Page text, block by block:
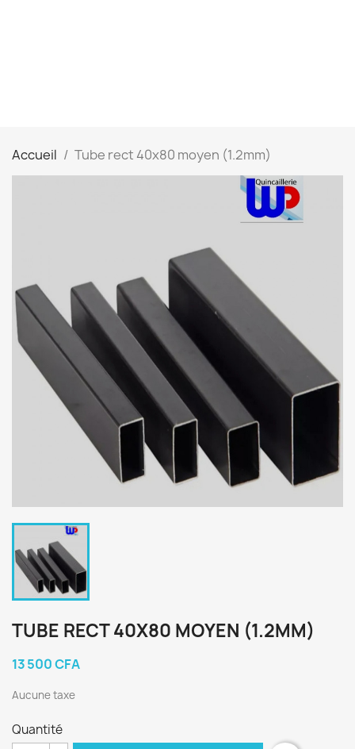
Accueil Tube rect 40x80 moyen (1.2mm)
TUBE RECT 40X80 MOYEN (1.2MM)
13 500 CFA
Aucune taxe
Quantité